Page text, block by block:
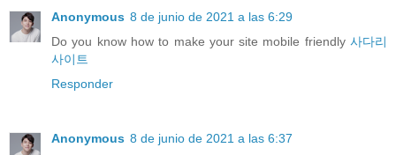
Anonymous 8 de junio de 2021 a las 6:29
Do you know how to make your site mobile friendly 사다리
사이트
Responder
Anonymous 8 de junio de 2021 a las 6:37